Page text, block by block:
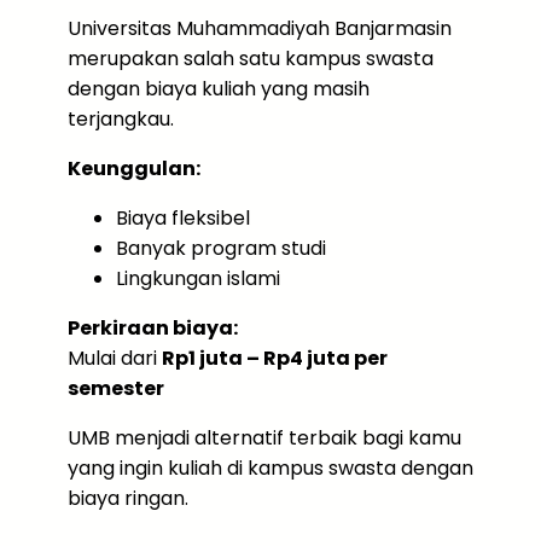
Universitas Muhammadiyah Banjarmasin
merupakan salah satu kampus swasta
dengan biaya kuliah yang masih
terjangkau.
Keunggulan:
Biaya fleksibel
Banyak program studi
Lingkungan islami
Perkiraan biaya:
Mulai dari Rp1 juta – Rp4 juta per
semester
UMB menjadi alternatif terbaik bagi kamu
yang ingin kuliah di kampus swasta dengan
biaya ringan.